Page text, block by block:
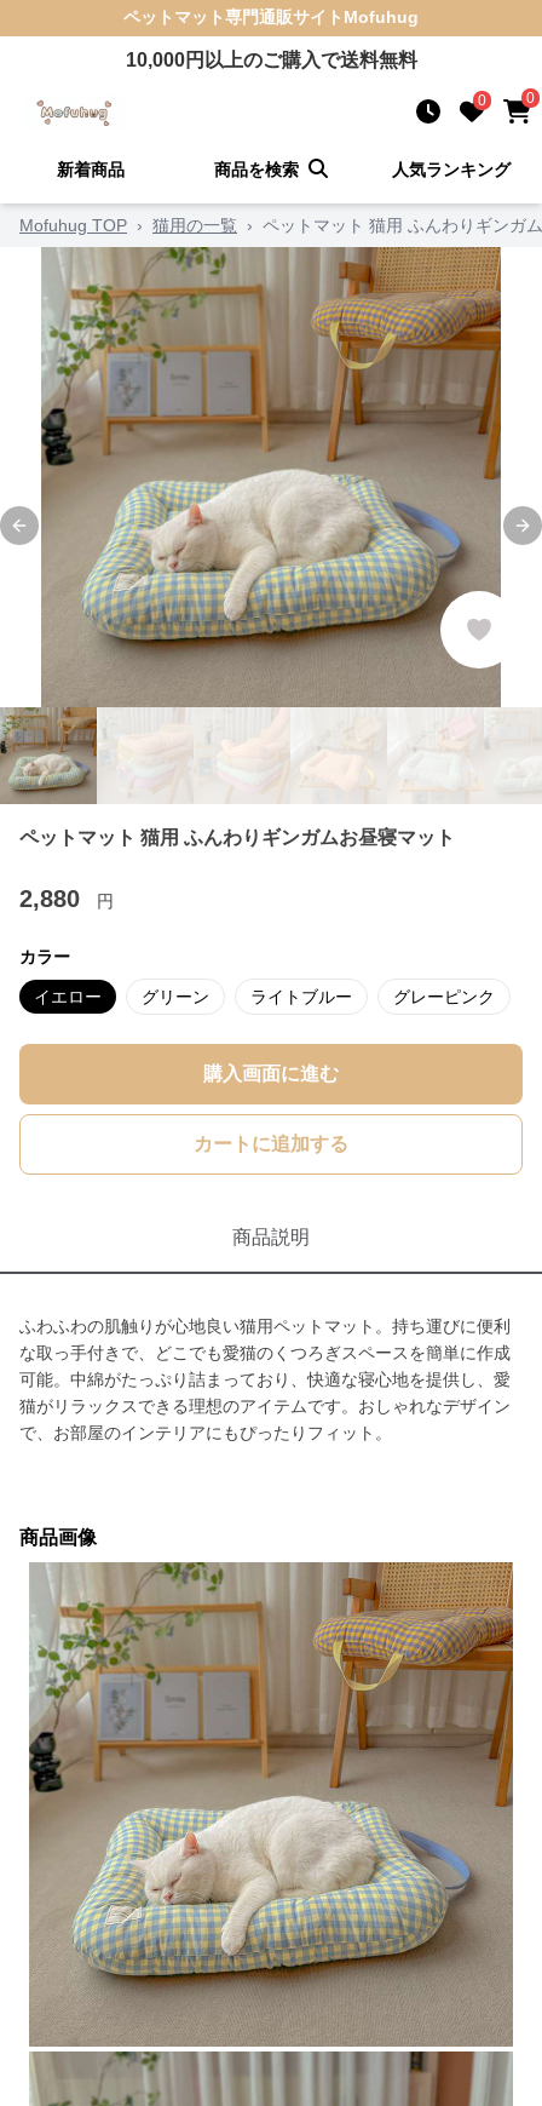
ペットマット専門通販サイト Mofuhug
10,000円以上のご購入で送料無料
0 0
新着商品 商品を検索 人気ランキング
Mofuhug TOP › 猫用の一覧 › ペットマット 猫用 ふんわりギンガ
Previous slide
ペットマット 猫用 ふんわりギンガムお昼寝マット
2,880 円
カラー
イエロー グリーン ライトブルー グレーピンク
購入画面に進む
カートに追加する
商品説明
ふわふわの肌触りが心地良い猫用ペットマット。持ち運びに便利
な取っ手付きで、どこでも愛猫のくつろぎスペースを簡単に作成
可能。中綿がたっぷり詰まっており、快適な寝心地を提供し、愛
猫がリラックスできる理想のアイテムです。おしゃれなデザイン
で、お部屋のインテリアにもぴったりフィット。
商品画像